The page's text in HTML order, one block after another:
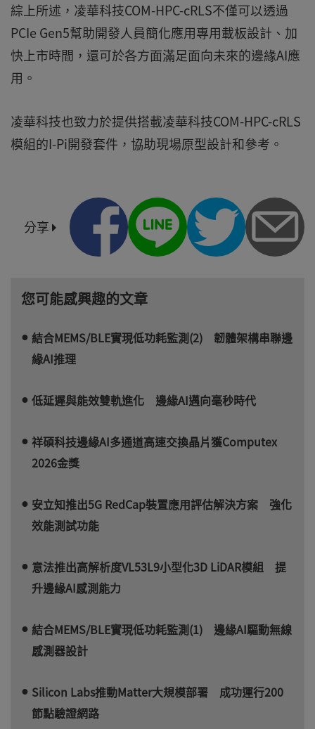
綜上所述，凌華科技COM-HPC-cRLS不僅可以透過
PCIe Gen5幫助開發人員簡化應用專用載板設計、加
快上市時間，還可於各方面滿足面向未來的邊緣AI應
用。
凌華科技也致力於提供搭載凌華科技COM-HPC-cRLS
模組的I-Pi開發套件，協助現場原型設計和參考。
分享
您可能感興趣的文章
結合MEMS/BLE實現低功耗監測(2) 韌體架構串聯邊
緣AI推理
低延遲與能效雙軌進化 邊緣AI邁向毫秒時代
祥碩科技邊緣AI多通道高速交換晶片獲Computex
2026金獎
安立知推出5G RedCap裝置應用評估解決方案 強化
效能測試功能
意法推出高解析度VL53L9小型化3D LiDAR模組 提
升邊緣AI感測能力
結合MEMS/BLE實現低功耗監測(1) 邊緣AI驅動無線
感測器設計
Silicon Labs推動Matter大規模部署 成功運行200
節點驗證網路